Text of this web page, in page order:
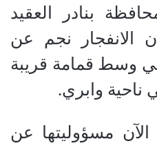
بنادر العقيد
الانفجار نجم عن
وسط قمامة قريبة
وابري.
مسؤوليتها عن